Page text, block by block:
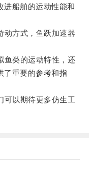
进船舶的运动性能和
方式，鱼跃加速器
类的运动特性，还
了重要的参考和指
以期待更多仿生工